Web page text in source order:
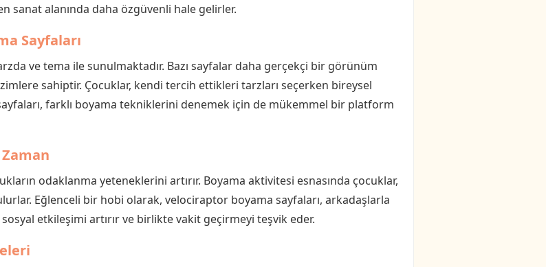
alanında daha özgüvenli hale gelirler.
Sayfaları
ve tema ile sunulmaktadır. Bazı sayfalar daha gerçekçi bir görünüm
sahiptir. Çocuklar, kendi tercih ettikleri tarzları seçerken bireysel
farklı boyama tekniklerini denemek için de mükemmel bir platform
odaklanma yeteneklerini artırır. Boyama aktivitesi esnasında çocuklar,
Eğlenceli bir hobi olarak, velociraptor boyama sayfaları, arkadaşlarla
etkileşimi artırır ve birlikte vakit geçirmeyi teşvik eder.